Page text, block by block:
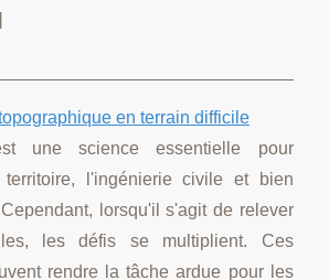
en terrain difficile
une science essentielle pour
territoire, l'ingénierie civile et bien
lorsqu'il s'agit de relever
les défis se multiplient. Ces
rendre la tâche ardue pour les